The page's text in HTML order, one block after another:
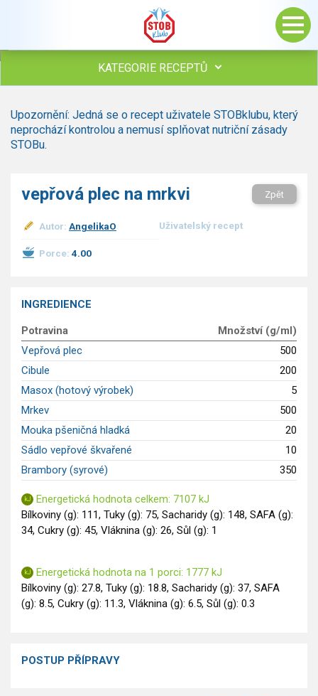
KATEGORIE RECEPTŮ
Polévky
Studená kuchyně
hovězí, telecí
vnitřnosti
zvěřina
Omáčky
Saláty
Sladké pokrmy
Dezerty
Nápoje
Ostatní
Dětské recepty
GLP-1 recepty
Upozornění: Jedná se o recept uživatele STOBklubu, který
neprochází kontrolou a nemusí splňovat nutriční zásady
STOBu.
vepřová plec na mrkvi Zpět
Autor: AngelikaO Uživatelský recept
Porce: 4.00
INGREDIENCE
Potravina
Množství (g/ml)
Vepřová plec
500
Cibule
200
Masox (hotový výrobek)
5
Mrkev
500
Mouka pšeničná hladká
20
Sádlo vepřové škvařené
10
Brambory (syrové)
350
Energetická hodnota celkem: 7107 kJ
Bílkoviny (g): 111, Tuky (g): 75, Sacharidy (g): 148, SAFA (g):
34, Cukry (g): 45, Vláknina (g): 26, Sůl (g): 1
Energetická hodnota na 1 porci: 1777 kJ
Bílkoviny (g): 27.8, Tuky (g): 18.8, Sacharidy (g): 37, SAFA
(g): 8.5, Cukry (g): 11.3, Vláknina (g): 6.5, Sůl (g): 0.3
POSTUP PŘÍPRAVY